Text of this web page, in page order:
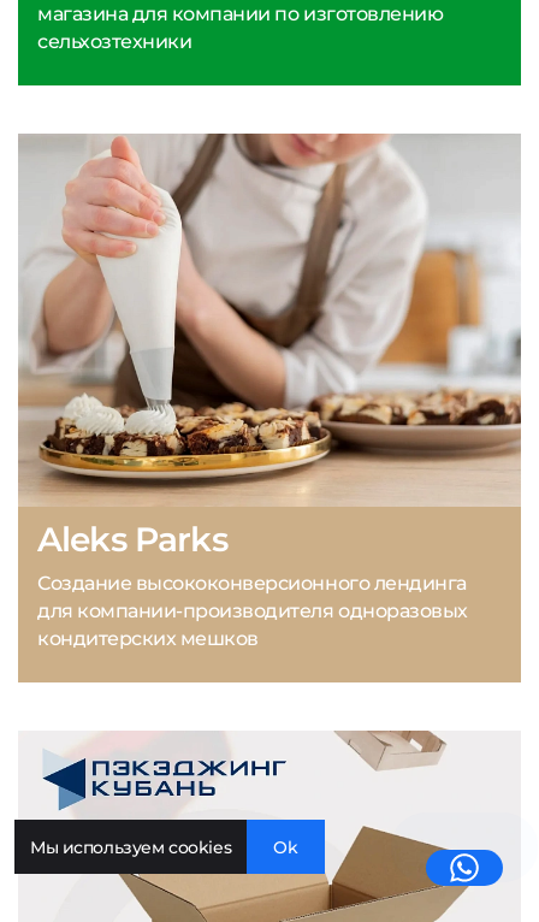
Aleks Parks
Создание высококонверсионного лендинга
для компании-производителя одноразовых
кондитерских мешков
магазина для компании по изготовлению
сельхозтехники
Мы используем cookies Ok